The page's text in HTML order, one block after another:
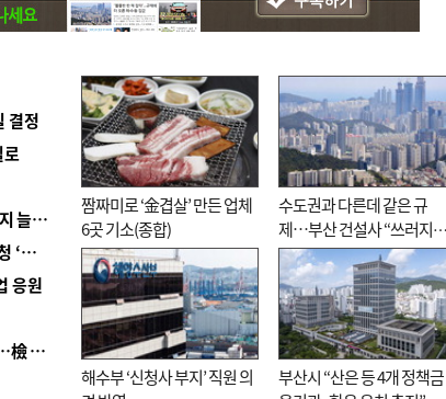
결정
■ 경남 농정 비전 ‘잘 사는 농촌’…스마트팜 1000㏊까지 늘린다
■ 교육혁신선도지 공모 코앞인데…구·군 난색에 교육청 ‘쩔쩔’
응원
■ 검사 신분 버리고 직급하향(10년 이하 저연차 검사)…檢 중수청행 기피
짬짜미로 ‘金겹살’ 만든 업체
6곳 기소(종합)
수도권과 다른데 같은 규
제…부산 건설사 “쓰러지기
직전”
해수부 ‘신청사 부지’ 직원 의
부산시 “산은 등 4개 정책금